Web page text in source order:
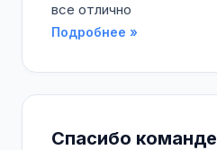
все отлично
Подробнее »
Спасибо команде